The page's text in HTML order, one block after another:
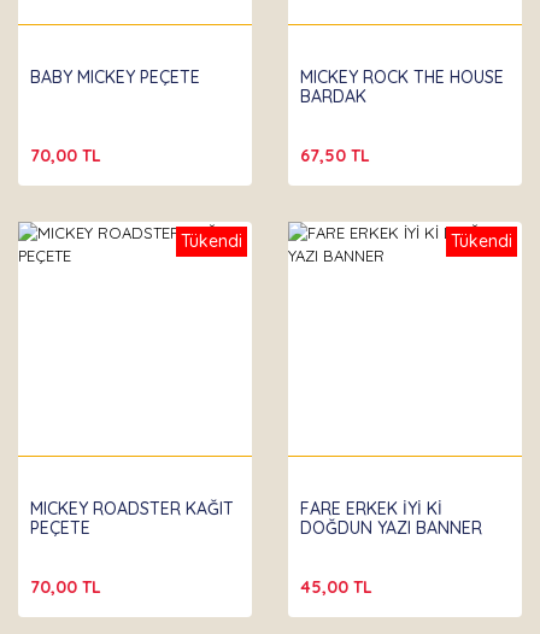
BABY MICKEY PEÇETE
70,00 TL
MICKEY ROCK THE HOUSE
BARDAK
67,50 TL
Tükendi
MICKEY ROADSTER KAĞIT
PEÇETE
70,00 TL
Tükendi
FARE ERKEK İYİ Kİ
DOĞDUN YAZI BANNER
45,00 TL